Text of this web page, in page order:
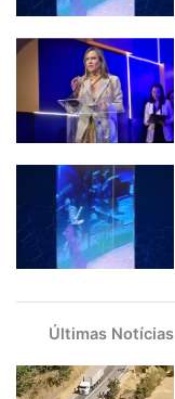
Últimas Notícias